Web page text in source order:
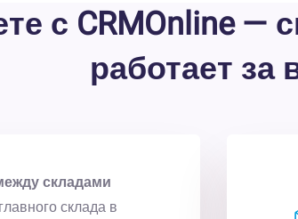
с CRMOnline —
работает за
складами
склада в